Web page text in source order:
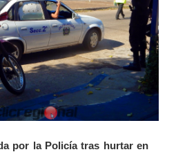
por la Policía tras hurtar en